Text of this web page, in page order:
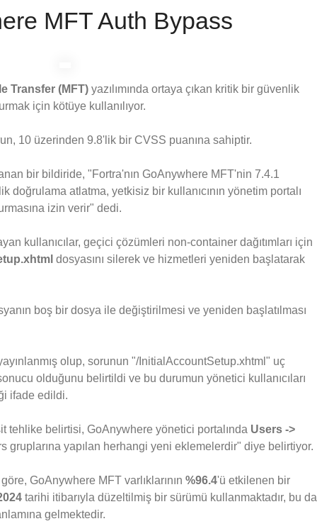
MFT Auth Bypass
Transfer (MFT) yazılımında ortaya çıkan kritik bir güvenlik
için kötüye kullanılıyor.
10 üzerinden 9.8'lik bir CVSS puanına sahiptir.
bir bildiride, "Fortra'nın GoAnywhere MFT'nin 7.4.1
atlatma, yetkisiz bir kullanıcının yönetim portalı
izin verir" dedi.
kullanıcılar, geçici çözümleri non-container dağıtımları için
dosyasını silerek ve hizmetleri yeniden başlatarak
boş bir dosya ile değiştirilmesi ve yeniden başlatılması
olup, sorunun "/InitialAccountSetup.xhtml" uç
olduğunu belirtildi ve bu durumun yönetici kullanıcıları
ifade edildi.
tehlike belirtisi, GoAnywhere yönetici portalında Users ->
gruplarına yapılan herhangi yeni eklemelerdir" diye belirtiyor.
GoAnywhere MFT varlıklarının %96.4'ü etkilenen bir
tarihi itibarıyla düzeltilmiş bir sürümü kullanmaktadır, bu da
gelmektedir.